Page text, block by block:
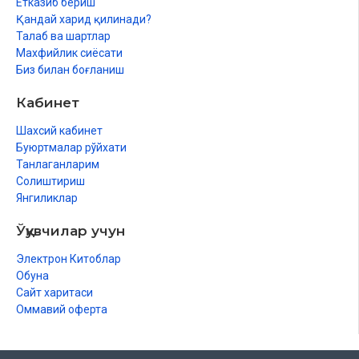
Мунафиқун сүреси
Тағобун сүреси
Таҳрим сүреси
Қолам сүреси
Ҳааққоҳ сүреси
Маъариж сүреси
Нуҳ алайҳиссалам сүреси
Жин сүреси
Муддассир сүреси
Қыямат сүреси
Ҳәл әтәә сүреси
Қандай харид қилинади?
Талаб ва шартлар
Махфийлик сиёсати
Биз билан боғланиш
Кабинет
Шахсий кабинет
Буюртмалар рўйхати
Танлаганларим
Солиштириш
Янгиликлар
Ўқувчилар учун
Электрон Китоблар
Обуна
Сайт харитаси
Оммавий оферта